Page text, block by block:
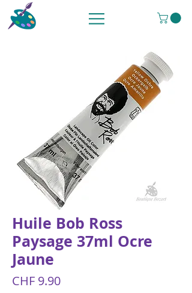
Huile Bob Ross
Paysage 37ml Ocre
Jaune
CHF 9.90Price